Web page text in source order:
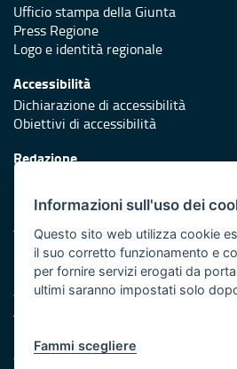
Ufficio stampa della Giunta
Press Regione
Logo e identità regionale
Accessibilità
Dichiarazione di accessibilità
Obiettivi di accessibilità
Redazione
Protezione civile
Vai al sito di Protezione Civile Puglia
Iniziativa finanziata con risorse del
Asse XI
Note legali
Cookie e privacy
Informazioni sull'uso dei
Questo sito web utilizza cookie
il suo corretto funzionamento e
per fornire servizi erogati da
ultimi saranno impostati solo
Fammi scegliere